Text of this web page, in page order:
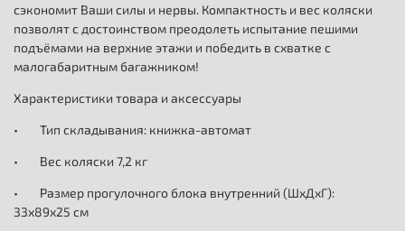
сэкономит Ваши силы и нервы. Компактность и вес коляски
позволят с достоинством преодолеть испытание пешими
подъёмами на верхние этажи и победить в схватке с
малогабаритным багажником!
Характеристики товара и аксессуары
• Тип складывания: книжка-автомат
• Вес коляски 7,2 кг
• Размер прогулочного блока внутренний (ШхДхГ):
33х89х25 см